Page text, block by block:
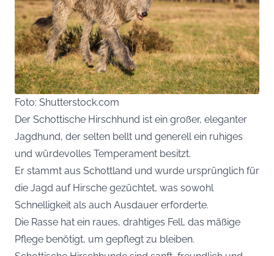
Foto: Shutterstock.com
Der Schottische Hirschhund ist ein großer, eleganter
Jagdhund, der selten bellt und generell ein ruhiges
und würdevolles Temperament besitzt.
Er stammt aus Schottland und wurde ursprünglich für
die Jagd auf Hirsche gezüchtet, was sowohl
Schnelligkeit als auch Ausdauer erforderte.
Die Rasse hat ein raues, drahtiges Fell, das mäßige
Pflege benötigt, um gepflegt zu bleiben.